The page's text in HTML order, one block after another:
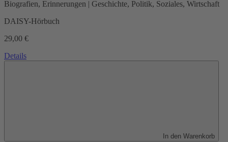
Biografien, Erinnerungen | Geschichte, Politik, Soziales, Wirtschaft
DAISY-Hörbuch
29,00 €
Details
In den Warenkorb